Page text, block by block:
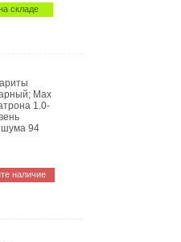
складе
; Мах
1.0-
шума 94
наличие